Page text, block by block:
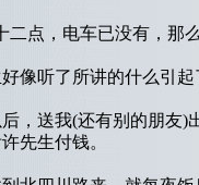
点，电车已没有，那么
听了所讲的什么引起
送我(还有别的朋友)出
先生付钱。